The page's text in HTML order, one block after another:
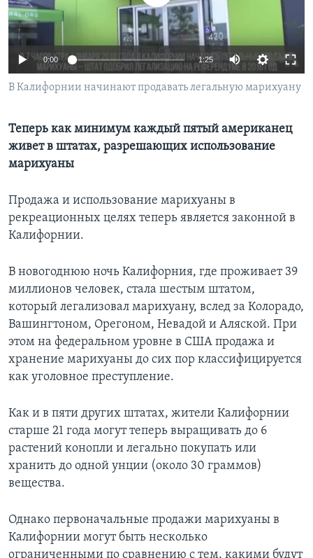
Learning English
СОЦИАЛЬНЫЕ СЕТИ
Языки
0:00 1:25
В Калифорнии начинают продавать легальную марихуану
Теперь как минимум каждый пятый американец
живет в штатах, разрешающих использование
марихуаны
Продажа и использование марихуаны в
рекреационных целях теперь является законной в
Калифорнии.
В новогоднюю ночь Калифорния, где проживает 39
миллионов человек, стала шестым штатом,
который легализовал марихуану, вслед за Колорадо,
Вашингтоном, Орегоном, Невадой и Аляской. При
этом на федеральном уровне в США продажа и
хранение марихуаны до сих пор классифицируется
как уголовное преступление.
Как и в пяти других штатах, жители Калифорнии
старше 21 года могут теперь выращивать до 6
растений конопли и легально покупать или
хранить до одной унции (около 30 граммов)
вещества.
Однако первоначальные продажи марихуаны в
Калифорнии могут быть несколько
ограниченными по сравнению с тем, какими будут